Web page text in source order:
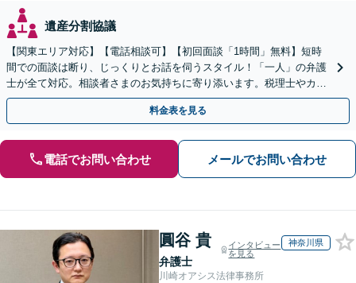
遺産分割協議
【関東エリア対応】【電話相談可】【初回面談「1時間」無料】短時
間での面談は断り、じっくりとお話を伺うスタイル！「一人」の弁護
士が全て対応。相談者さまのお気持ちに寄り添います。税理士やカウ
ンセラーと連携し、生前対策のご相談も
料金表を見る
電話でお問い合わせ メールでお問い合わせ
圓谷 貴
弁護士
インタビュー
を見る
神奈川県
川崎オアシス法律事務所